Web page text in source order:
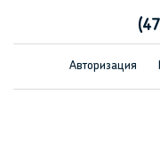
Авторизация